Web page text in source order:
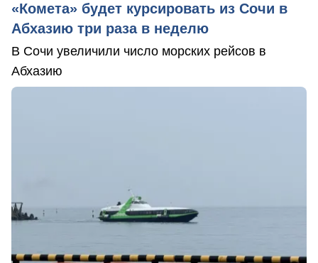
«Комета» будет курсировать из Сочи в
Абхазию три раза в неделю
В Сочи увеличили число морских рейсов в
Абхазию